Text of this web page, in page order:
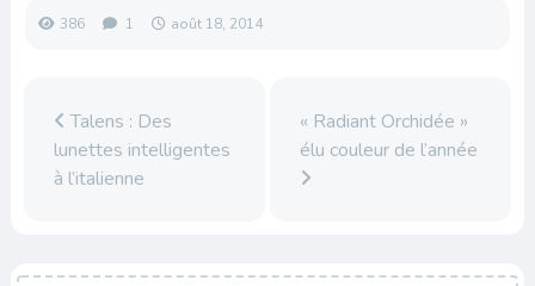
386 1 août 18, 2014
Talens : Des
lunettes intelligentes
à l’italienne
« Radiant Orchidée »
élu couleur de l’année